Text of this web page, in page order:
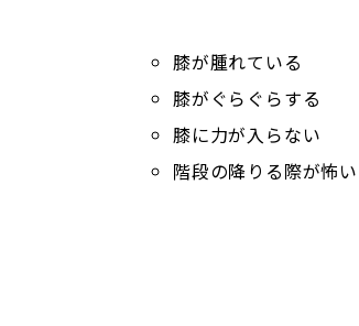
膝が腫れている
膝がぐらぐらする
膝に力が入らない
階段の降りる際が怖い